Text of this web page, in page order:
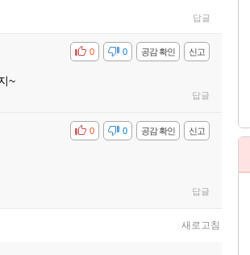
답글
신고
공감 확인
비공감 0
0
~
답글
신고
공감 확인
비공감 0
0
답글
새로고침